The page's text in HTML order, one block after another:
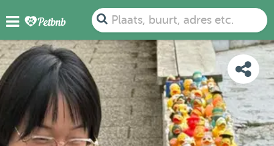
Plaats, buurt, adres etc.
FOTO'S DETAILS BESCHIKBAARHEID
KAART